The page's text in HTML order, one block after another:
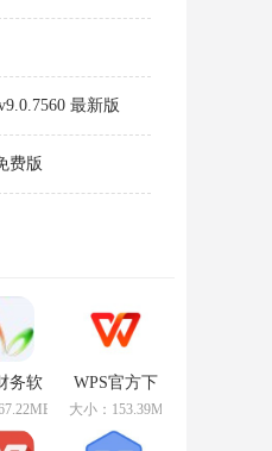
最新版
费版
务软
专业
WPS官方下
载
v11.1.0.10578
官方版
大小：153.39MB